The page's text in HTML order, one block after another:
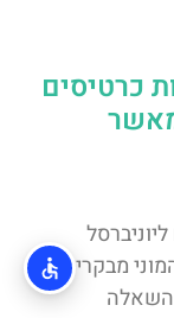
כרטיסים
מאשר
מבקרים
השאלה